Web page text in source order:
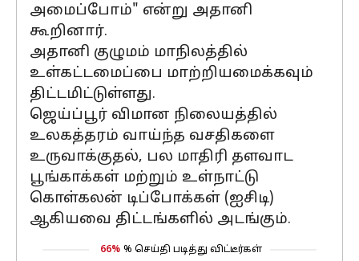
அமைப்போம்" என்று அதானி
கூறினார்.
அதானி குழுமம் மாநிலத்தில்
உள்கட்டமைப்பை மாற்றியமைக்கவும்
திட்டமிட்டுள்ளது.
ஜெய்ப்பூர் விமான நிலையத்தில்
உலகத்தரம் வாய்ந்த வசதிகளை
உருவாக்குதல், பல மாதிரி தளவாட
பூங்காக்கள் மற்றும் உள்நாட்டு
கொள்கலன் டிப்போக்கள் (ஐசிடி)
ஆகியவை திட்டங்களில் அடங்கும்.
66% % செய்தி படித்து விட்டீர்கள்